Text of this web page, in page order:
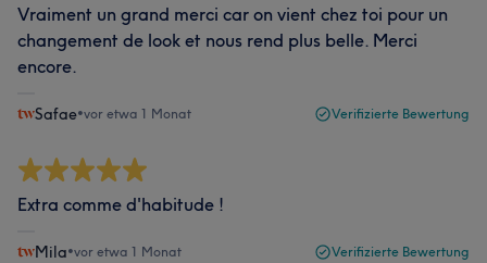
Vraiment un grand merci car on vient chez toi pour un
changement de look et nous rend plus belle. Merci
encore.
Safae•vor etwa 1 Monat Verifizierte Bewertung
Extra comme d'habitude !
Mila•vor etwa 1 Monat Verifizierte Bewertung